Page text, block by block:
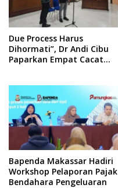
Due Process Harus
Dihormati”, Dr Andi Cibu
Paparkan Empat Cacat
Bapenda Makassar Hadiri
Workshop Pelaporan Pajak
Bendahara Pengeluaran